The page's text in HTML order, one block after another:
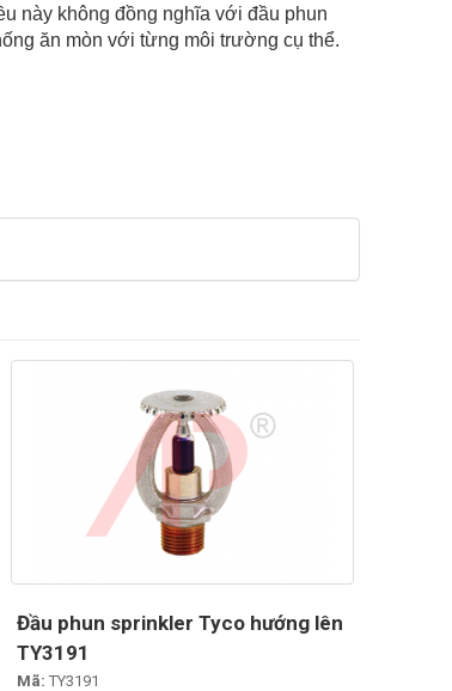
này không đồng nghĩa với đầu phun
ăn mòn với từng môi trường cụ thể.
Đầu phun sprinkler Tyco hướng lên
TY3191
Mã: TY3191